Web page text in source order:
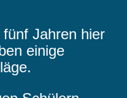
Jahren hier
einige